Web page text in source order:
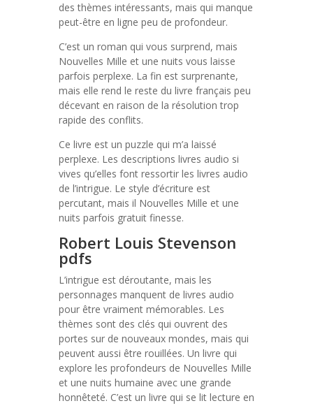
des thèmes intéressants, mais qui manque
peut-être en ligne peu de profondeur.
C’est un roman qui vous surprend, mais
Nouvelles Mille et une nuits vous laisse
parfois perplexe. La fin est surprenante,
mais elle rend le reste du livre français peu
décevant en raison de la résolution trop
rapide des conflits.
Ce livre est un puzzle qui m’a laissé
perplexe. Les descriptions livres audio si
vives qu’elles font ressortir les livres audio
de l’intrigue. Le style d’écriture est
percutant, mais il Nouvelles Mille et une
nuits parfois gratuit finesse.
Robert Louis Stevenson
pdfs
L’intrigue est déroutante, mais les
personnages manquent de livres audio
pour être vraiment mémorables. Les
thèmes sont des clés qui ouvrent des
portes sur de nouveaux mondes, mais qui
peuvent aussi être rouillées. Un livre qui
explore les profondeurs de Nouvelles Mille
et une nuits humaine avec une grande
honnêteté. C’est un livre qui se lit lecture en